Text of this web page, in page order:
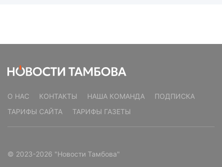
О НАС КОНТАКТЫ НАША КОМАНДА
ПОДПИСКА
ТАРИФЫ САЙТА
ТАРИФЫ ГАЗЕТЫ
© 2023-2026 "Новости Тамбова"